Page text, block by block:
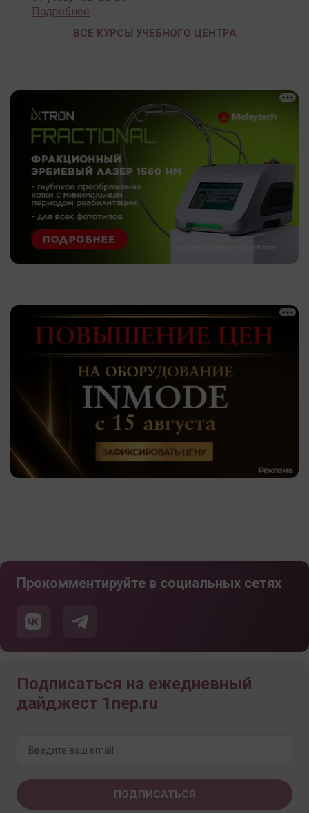
Подробнее
ВСЕ КУРСЫ УЧЕБНОГО ЦЕНТРА
Прокомментируйте в социальных сетях
Подписаться на ежедневный
дайджест 1nep.ru